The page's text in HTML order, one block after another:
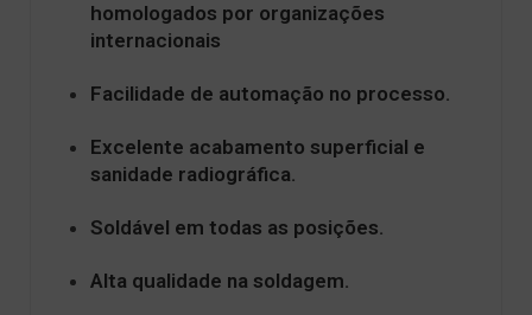
homologados por organizações
internacionais
Facilidade de automação no processo.
Excelente acabamento superficial e
sanidade radiográfica.
Soldável em todas as posições.
Alta qualidade na soldagem.